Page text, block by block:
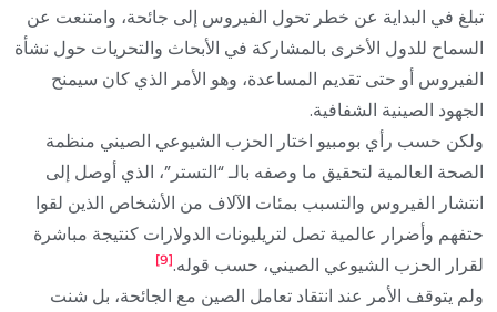
تبلغ في البداية عن خطر تحول الفيروس إلى جائحة، وامتنعت عن
السماح للدول الأخرى بالمشاركة في الأبحاث والتحريات حول نشأة
الفيروس أو حتى تقديم المساعدة، وهو الأمر الذي كان سيمنح
الجهود الصينية الشفافية.
ولكن حسب رأي بومبيو اختار الحزب الشيوعي الصيني منظمة
الصحة العالمية لتحقيق ما وصفه بالـ “التستر”، الذي أوصل إلى
انتشار الفيروس والتسبب بمئات الآلاف من الأشخاص الذين لقوا
حتفهم وأضرار عالمية تصل لتريليونات الدولارات كنتيجة مباشرة
لقرار الحزب الشيوعي الصيني، حسب قوله.[9]
ولم يتوقف الأمر عند انتقاد تعامل الصين مع الجائحة، بل شنت